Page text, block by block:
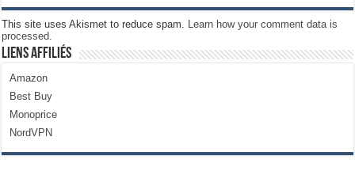
This site uses Akismet to reduce spam.
Learn how your comment data is
processed.
Liens Affiliés
Amazon
Best Buy
Monoprice
NordVPN